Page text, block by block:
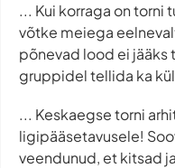
... Kui korraga on torni
võtke meiega
põnevad lood ei jääks
gruppidel tellida ka
... Keskaegse torni
ligipääsetavusele!
veendunud, et kitsad